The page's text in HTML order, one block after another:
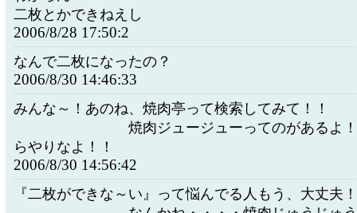
二枚とかできねえし
2006/8/28 17:50:2
なんで二枚になったの？
2006/8/30 14:46:33
みんな～！あのね、焼肉亭って検索し
焼肉ジュージューってのがあるよ！楽
らやりなよ！！
2006/8/30 14:56:42
『二枚ができな～い』って悩んでる人もう